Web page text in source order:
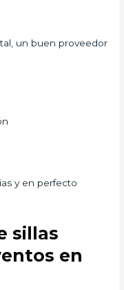
un buen proveedor
y en perfecto
sillas
en